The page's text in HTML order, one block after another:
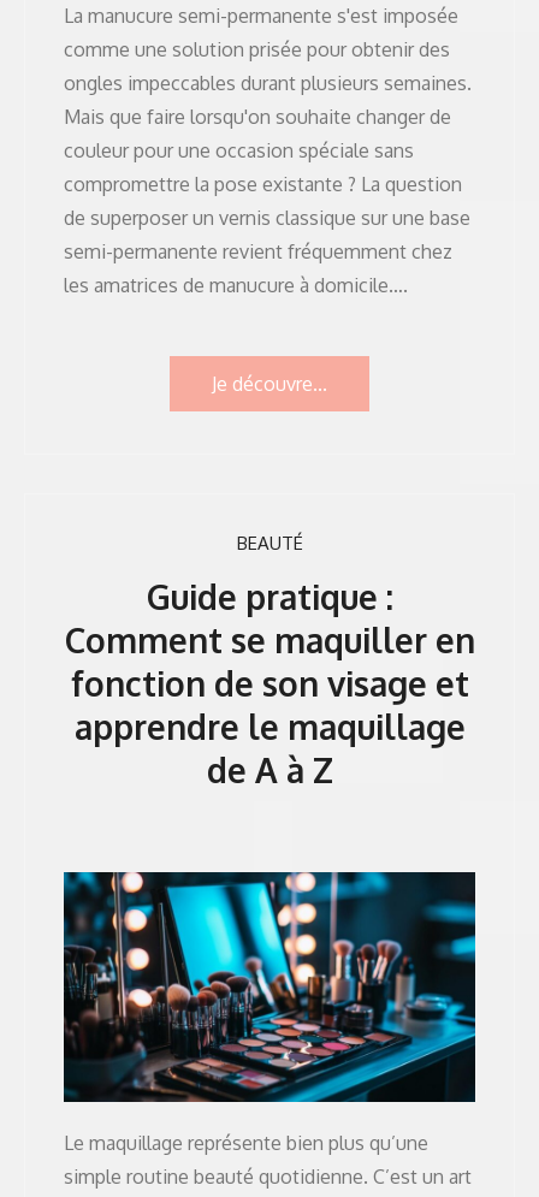
La manucure semi-permanente s'est imposée
comme une solution prisée pour obtenir des
ongles impeccables durant plusieurs semaines.
Mais que faire lorsqu'on souhaite changer de
couleur pour une occasion spéciale sans
compromettre la pose existante ? La question
de superposer un vernis classique sur une base
semi-permanente revient fréquemment chez
les amatrices de manucure à domicile….
Je découvre...
BEAUTÉ
Guide pratique :
Comment se maquiller en
fonction de son visage et
apprendre le maquillage
de A à Z
Le maquillage représente bien plus qu’une
simple routine beauté quotidienne. C’est un art